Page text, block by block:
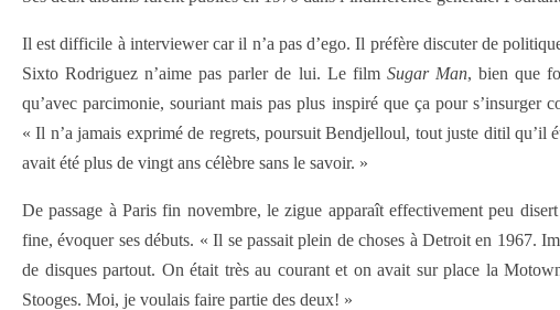
Il est difficile à interviewer car il n’a pas d’ego. Il préfère discuter de
Sixto Rodriguez n’aime pas parler de lui. Le film Sugar Man, bien que
qu’avec parcimonie, souriant mais pas plus inspiré que ça pour
« Il n’a jamais exprimé de regrets, poursuit Bendjelloul, tout juste ditil qu’il
avait été plus de vingt ans célèbre sans le savoir. »
De passage à Paris fin novembre, le zigue apparaît effectivement peu
fine, évoquer ses débuts. « Il se passait plein de choses à Detroit en 1967.
de disques partout. On était très au courant et on avait sur place la
Stooges. Moi, je voulais faire partie des deux! »